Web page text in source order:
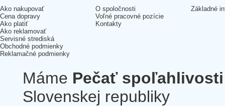
Ako nakupovať
Cena dopravy
Ako platiť
Ako reklamovať
Servisné strediská
Obchodné podmienky
Reklamačné podmienky
O spoločnosti
Voľné pracovné pozície
Kontakty
Základné
Máme Pečať spoľahlivosti
Slovenskej republiky